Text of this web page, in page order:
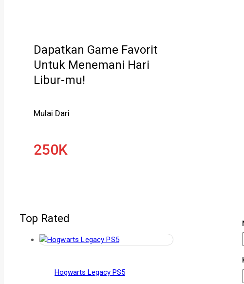
Dapatkan Game Favorit
Untuk Menemani Hari
Libur-mu!
Mulai Dari
250K
Top Rated
Hogwarts Legacy PS5